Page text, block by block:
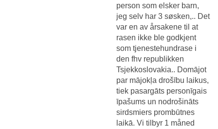
person som elsker barn,
jeg selv har 3 søsken,.. Det
var en av årsakene til at
rasen ikke ble godkjent
som tjenestehundrase i
den fhv republikken
Tsjekkoslovakia.. Domājot
par mājokļa drošību laikus,
tiek pasargāts personīgais
īpašums un nodrošināts
sirdsmiers prombūtnes
laikā. Vi tilbyr 1 måned